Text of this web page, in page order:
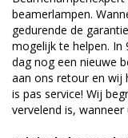
beamerlampen.
gedurende de
mogelijk te helpen. In
dag nog een nieuwe
aan ons retour en wij
is pas service! Wij
vervelend is,